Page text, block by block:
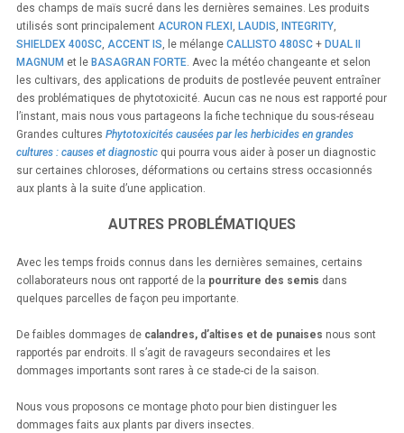
des champs de maïs sucré dans les dernières semaines. Les produits
utilisés sont principalement ACURON FLEXI , LAUDIS, INTEGRITY,
SHIELDEX 400SC, ACCENT IS, le mélange CALLISTO 480SC + DUAL II
MAGNUM et le BASAGRAN FORTE. Avec la météo changeante et selon
les cultivars, des applications de produits de postlevée peuvent entraîner
des problématiques de phytotoxicité. Aucun cas ne nous est rapporté pour
l’instant, mais nous vous partageons la fiche technique du sous-réseau
Grandes cultures Phytotoxicités causées par les herbicides en grandes
cultures : causes et diagnostic qui pourra vous aider à poser un diagnostic
sur certaines chloroses, déformations ou certains stress occasionnés
aux plants à la suite d’une application.
AUTRES PROBLÉMATIQUES
Avec les temps froids connus dans les dernières semaines, certains
collaborateurs nous ont rapporté de la pourriture des semis dans
quelques parcelles de façon peu importante.
De faibles dommages de calandres, d’altises et de punaises nous sont
rapportés par endroits. Il s’agit de ravageurs secondaires et les
dommages importants sont rares à ce stade-ci de la saison.
Nous vous proposons ce montage photo pour bien distinguer les
dommages faits aux plants par divers insectes.